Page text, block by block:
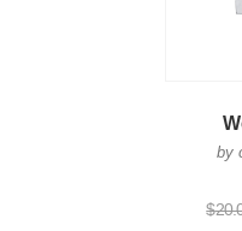
by
$